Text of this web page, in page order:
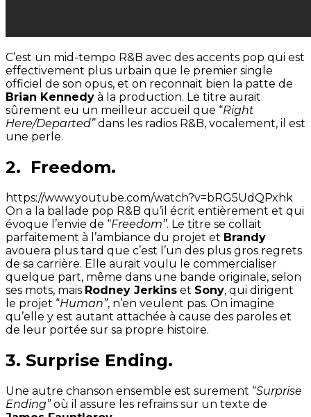
C’est un mid-tempo R&B avec des accents pop qui est
effectivement plus urbain que le premier single
officiel de son opus, et on reconnait bien la patte de
Brian Kennedy à la production. Le titre aurait
sûrement eu un meilleur accueil que “Right
Here/Departed”dans les radios R&B, vocalement, il est
une perle.
2. Freedom.
https://www.youtube.com/watch?v=bRG5UdQPxhk
On a la ballade pop R&B qu’il écrit entièrement et qui
évoque l’envie de “Freedom”. Le titre se collait
parfaitement à l’ambiance du projet et Brandy
avouera plus tard que c’est l’un des plus gros regrets
de sa carrière. Elle aurait voulu le commercialiser
quelque part, même dans une bande originale, selon
ses mots, mais Rodney Jerkins et Sony, qui dirigent
le projet “Human”, n’en veulent pas. On imagine
qu’elle y est autant attachée à cause des paroles et
de leur portée sur sa propre histoire.
3. Surprise Ending.
Une autre chanson ensemble est surement “Surprise
Ending”où il assure les refrains sur un texte de